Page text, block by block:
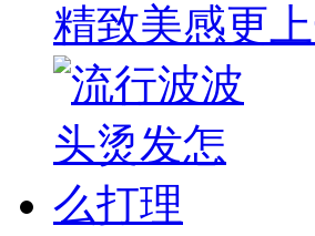
精致美感更